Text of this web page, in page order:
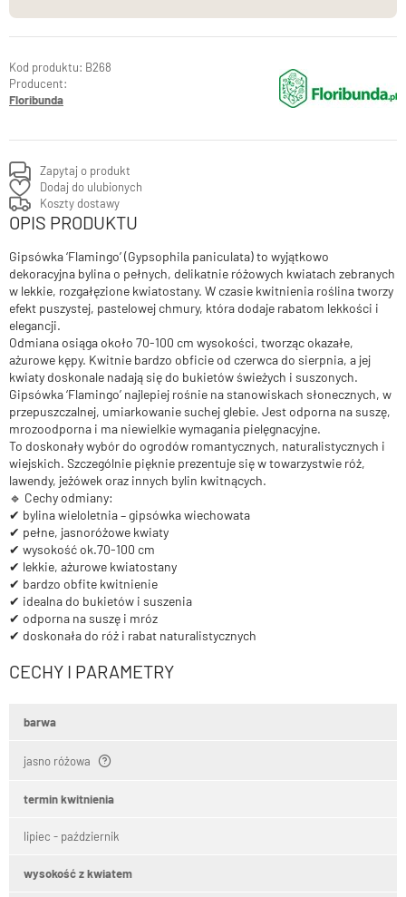
B268
Producent:
Floribunda
Zapytaj o produkt
Dodaj do ulubionych
Koszty dostawy
OPIS PRODUKTU
Gipsówka ‘Flamingo’ (Gypsophila paniculata) to wyjątkowo
dekoracyjna bylina o pełnych, delikatnie różowych kwiatach zebranych
w lekkie, rozgałęzione kwiatostany. W czasie kwitnienia roślina tworzy
efekt puszystej, pastelowej chmury, która dodaje rabatom lekkości i
elegancji.
Odmiana osiąga około 70-100 cm wysokości, tworząc okazałe,
ażurowe kępy. Kwitnie bardzo obficie od czerwca do sierpnia, a jej
kwiaty doskonale nadają się do bukietów świeżych i suszonych.
Gipsówka ‘Flamingo’ najlepiej rośnie na stanowiskach słonecznych, w
przepuszczalnej, umiarkowanie suchej glebie. Jest odporna na suszę,
mrozoodporna i ma niewielkie wymagania pielęgnacyjne.
To doskonały wybór do ogrodów romantycznych, naturalistycznych i
wiejskich. Szczególnie pięknie prezentuje się w towarzystwie róż,
lawendy, jeżówek oraz innych bylin kwitnących.
🔹 Cechy odmiany:
✔ bylina wieloletnia – gipsówka wiechowata
✔ pełne, jasnoróżowe kwiaty
✔ wysokość ok.70-100 cm
✔ lekkie, ażurowe kwiatostany
✔ bardzo obfite kwitnienie
✔ idealna do bukietów i suszenia
✔ odporna na suszę i mróz
✔ doskonała do róż i rabat naturalistycznych
CECHY I PARAMETRY
barwa
jasno różowa
termin kwitnienia
lipiec - październik
wysokość z kwiatem